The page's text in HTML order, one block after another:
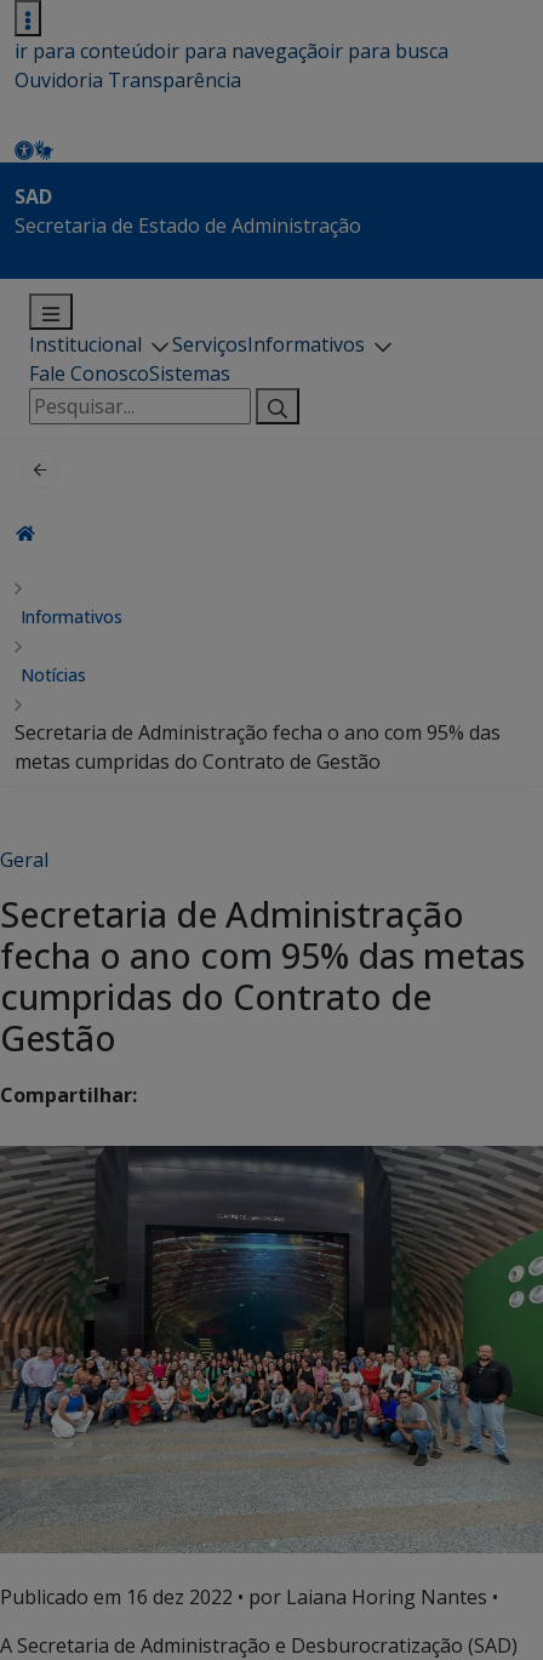
ir para conteúdoir para navegaçãoir para busca
Ouvidoria Transparência
SAD
Secretaria de Estado de Administração
Institucional ServiçosInformativos
Fale ConoscoSistemas
Pesquisar
por:
Informativos
Notícias
Secretaria de Administração fecha o ano com 95% das
metas cumpridas do Contrato de Gestão
Geral
Secretaria de Administração
fecha o ano com 95% das metas
cumpridas do Contrato de
Gestão
Compartilhar:
Publicado em 16 dez 2022 • por Laiana Horing Nantes •
A Secretaria de Administração e Desburocratização (SAD)